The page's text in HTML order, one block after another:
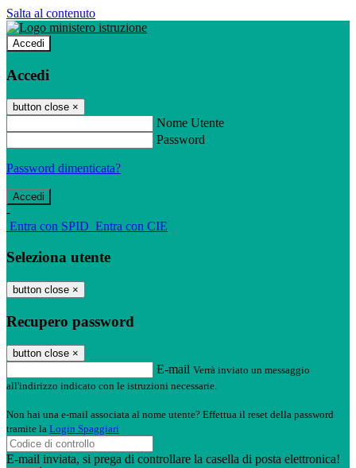
Salta al contenuto
Accedi
Accedi
button close ×
Nome Utente
Password
Password dimenticata?
-
Entra con SPID Entra con CIE
Seleziona utente
button close ×
Recupero password
button close ×
E-mail Verrà inviato un messaggio
all'indirizzo indicato con le istruzioni necessarie.
Non hai una e-mail associata al nome utente? Effettua il reset della password
tramite la Login Spaggiari
E-mail inviata, si prega di controllare la casella di posta elettronica!